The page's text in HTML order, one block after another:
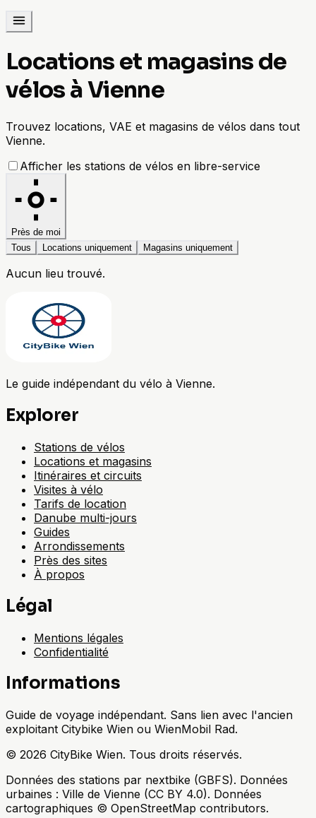
Locations et magasins de
vélos à Vienne
Trouvez locations, VAE et magasins de vélos dans tout
Vienne.
Afficher les stations de vélos en libre-service
Près de moi
Tous
Locations uniquement Magasins uniquement
Aucun lieu trouvé.
Le guide indépendant du vélo à Vienne.
Explorer
Stations de vélos
Locations et magasins
Itinéraires et circuits
Visites à vélo
Tarifs de location
Danube multi-jours
Guides
Arrondissements
Près des sites
À propos
Légal
Mentions légales
Confidentialité
Informations
Guide de voyage indépendant. Sans lien avec l'ancien
exploitant Citybike Wien ou WienMobil Rad.
© 2026 CityBike Wien. Tous droits réservés.
Données des stations par nextbike (GBFS). Données
urbaines : Ville de Vienne (CC BY 4.0). Données
cartographiques © OpenStreetMap contributors.